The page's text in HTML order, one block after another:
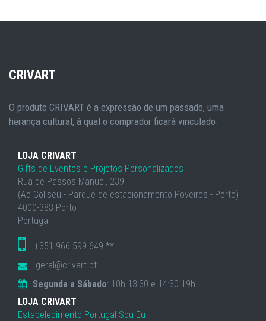
CRIVART
O produto CRIVART é a expressão de um passado, uma
herança cultural, à qual o comprador ficará vinculado.
LOJA CRIVART
Gifts de Eventos e Projetos Personalizados
Rua de Passos Manuel, 239
(Ao Coliseu - Parque de estacionamento Poveiros - Porto)
4000-383 Porto
Portugal
+351 966 599 649 **
geral@crivart.pt
Segunda a Sábado: 10h-13:30 e 14:30-19h
LOJA CRIVART
Estabelecimento Portugal Sou Eu